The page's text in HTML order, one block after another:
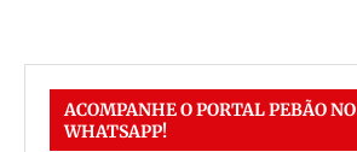
ACOMPANHE O PORTAL PEBÃO NO
WHATSAPP!